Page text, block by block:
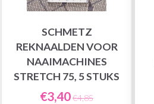
SCHMETZ
REKNAALDEN VOOR
NAAIMACHINES
STRETCH 75, 5 STUKS
€3,40€4,85